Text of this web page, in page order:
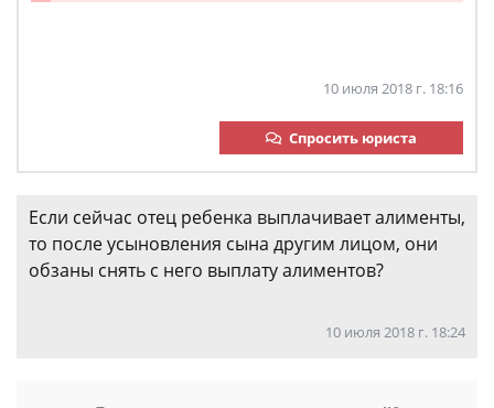
10 июля 2018 г. 18:16
Спросить юриста
Если сейчас отец ребенка выплачивает алименты,
то после усыновления сына другим лицом, они
обзаны снять с него выплату алиментов?
10 июля 2018 г. 18:24